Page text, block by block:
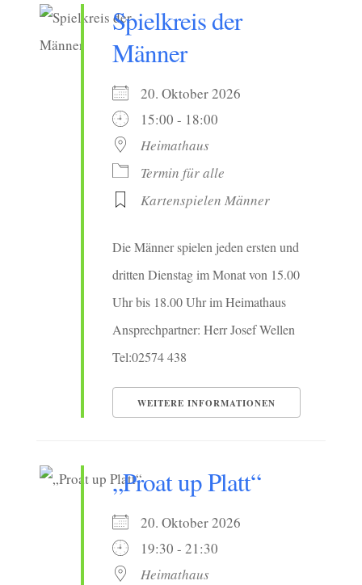
Spielkreis der
Männer
20. Oktober 2026
15:00 - 18:00
Heimathaus
Termin für alle
Kartenspielen Männer
Die Männer spielen jeden ersten und
dritten Dienstag im Monat von 15.00
Uhr bis 18.00 Uhr im Heimathaus
Ansprechpartner: Herr Josef Wellen
Tel:02574 438
WEITERE INFORMATIONEN
„Proat up Platt“
20. Oktober 2026
19:30 - 21:30
Heimathaus